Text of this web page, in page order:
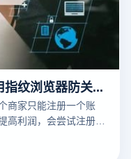
多账号关联怎么办？怎么利用指纹浏览器防关联？
商家只能注册一个账
高利润，会尝试注册多
和网络环境使用。这种
分析数据，以识别是